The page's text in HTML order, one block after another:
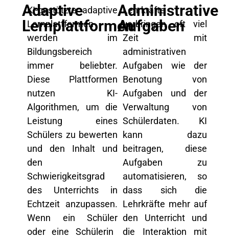
Adaptive
Lernplattformen
KI-gestützte adaptive
Lernplattformen
werden im
Bildungsbereich
immer beliebter.
Diese Plattformen
nutzen KI-
Algorithmen, um die
Leistung eines
Schülers zu bewerten
und den Inhalt und
den
Schwierigkeitsgrad
des Unterrichts in
Echtzeit anzupassen.
Wenn ein Schüler
oder eine Schülerin
Administrative
Aufgaben
Lehrkräfte
verbringen oft viel
Zeit mit
administrativen
Aufgaben wie der
Benotung von
Aufgaben und der
Verwaltung von
Schülerdaten. KI
kann dazu
beitragen, diese
Aufgaben zu
automatisieren, so
dass sich die
Lehrkräfte mehr auf
den Unterricht und
die Interaktion mit